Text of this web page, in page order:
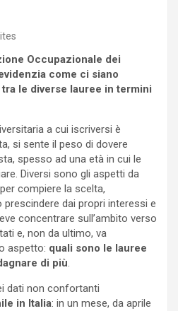
Occupazionale dei
come ci siano
le diverse lauree in termini
a cui iscriversi è
si sente il peso di dovere
spesso ad una età in cui le
Diversi sono gli aspetti da
compiere la scelta,
dai propri interessi e
concentrare sull’ambito verso
e, non da ultimo, va
aspetto: quali sono le lauree
di più.
dati non confortanti
in Italia: in un mese, da aprile